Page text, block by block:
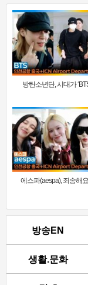
방탄소년단, 시대가
에스파(aespa), 죄송해
방송EN
생활.문화